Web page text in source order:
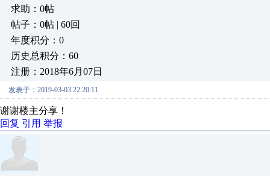
求助：0帖
帖子：0帖 | 60回
年度积分：0
历史总积分：60
注册：2018年6月07日
发表于：2019-03-03 22:20:11
谢谢楼主分享！
回复 引用 举报